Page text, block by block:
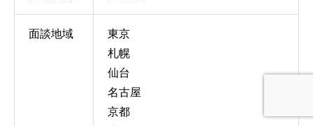
面談地域
東京
札幌
仙台
名古屋
京都